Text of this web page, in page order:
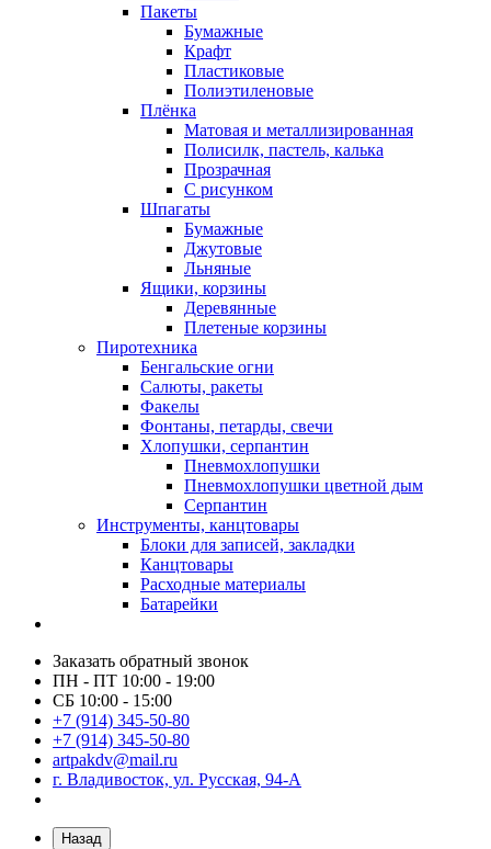
Пакеты
Бумажные
Крафт
Пластиковые
Полиэтиленовые
Плёнка
Матовая и металлизированная
Полисилк, пастель, калька
Прозрачная
С рисунком
Шпагаты
Бумажные
Джутовые
Льняные
Ящики, корзины
Деревянные
Плетеные корзины
Пиротехника
Бенгальские огни
Салюты, ракеты
Факелы
Фонтаны, петарды, свечи
Хлопушки, серпантин
Пневмохлопушки
Пневмохлопушки цветной дым
Серпантин
Инструменты, канцтовары
Блоки для записей, закладки
Канцтовары
Расходные материалы
Батарейки
Заказать обратный звонок
ПН - ПТ 10:00 - 19:00
СБ 10:00 - 15:00
+7 (914) 345-50-80
+7 (914) 345-50-80
artpakdv@mail.ru
г. Владивосток, ул. Русская, 94-А
Назад